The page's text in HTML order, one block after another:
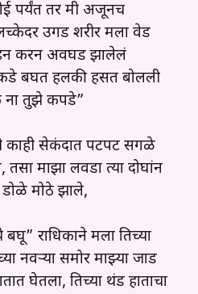
पर्यंत तर मी अजूनच
उगड शरीर मला वेड
करन अवघड झालेलं
बघत हलकी हसत बोलली
तुझे कपडे”
काही सेकंदात पटपट सगळे
माझा लवडा त्या दोघांन
मोठे झाले,
राधिकाने मला तिच्या
नवऱ्या समोर माझ्या जाड
घेतला, तिच्या थंड हाताचा